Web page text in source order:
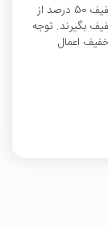
تمامی کاربران میوگلد می‌توانند با استفاده از این کد تخفیف 50 درصد از
بگیرند. توجه
اعمال